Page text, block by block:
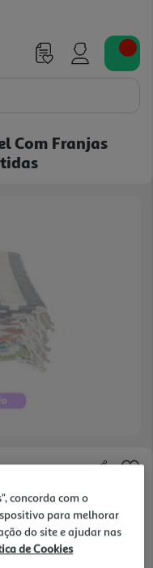
Com Franjas
concorda com o
para melhorar
do site e ajudar nas
de Cookies